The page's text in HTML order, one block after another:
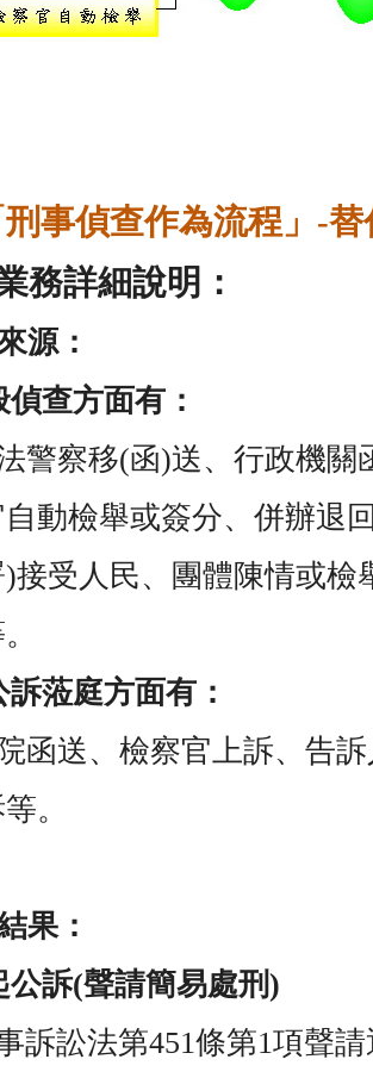
事偵查作為流程」-
務詳細說明：
源：
查方面有：
警察移(函)送、行政機關
動檢舉或簽分、併辦退回
)接受人民、團體陳情或檢
蒞庭方面有：
函送、檢察官上訴、告訴
。
果：
公訴(聲請簡易處刑)
訴訟法第451條第1項聲請